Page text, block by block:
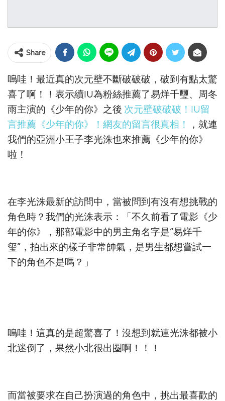
Share
嗚哇！最近真的次元壁不斷破破破，破到有點太驚
喜了啊！！表示續IU為粉絲推薦了易烊千璽、周冬
雨主演的《少年的你》之後 次元壁破破破！IU留
言推薦《少年的你》！網友的留言很真相！
，就連
我們的亞洲小王子李光洙也來推薦《少年的你》
啦！
在李光洙最新的訪問中，當被問到有沒有想挑戰的
角色時？我們的光洙表示：「不久前看了電影《少
年的你》，那部電影中的男主角名字是“易烊千
玺”，拍出來的樣子非常帥氣，是男生都想嘗試一
下的角色不是嗎？」
嗚哇！這真的是超驚喜了！沒想到就連光洙都被小
北迷倒了，果然小北很出圈啊！！！
而當被要求在自己扮演過的角色中，挑出最喜歡的